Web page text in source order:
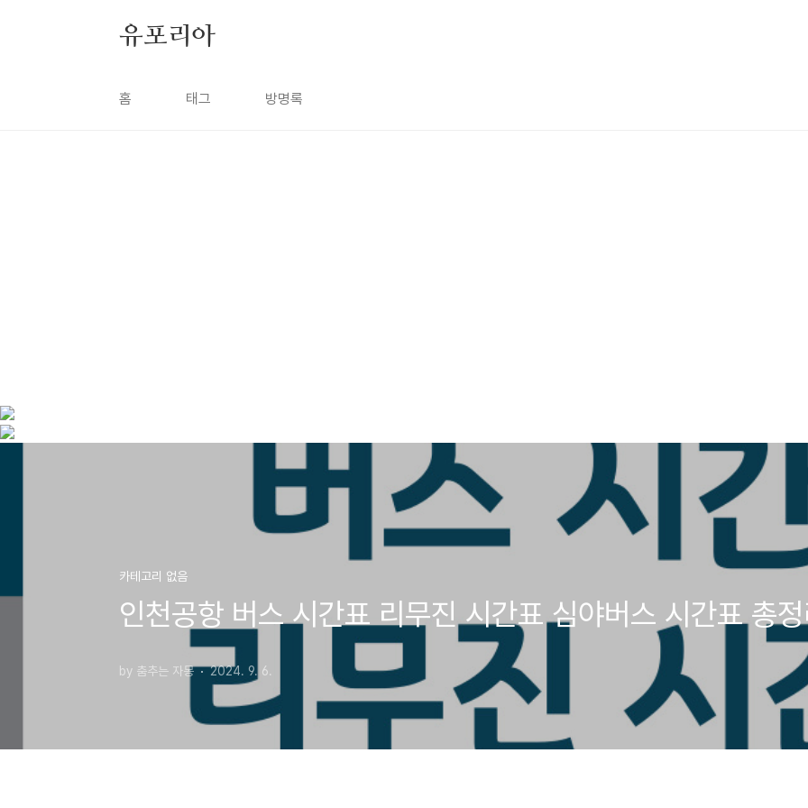
유포리아
홈 태그 방명록
카테고리 없음
인천공항 버스 시간표 리무진 시간표 심야버스 시간표 총
by 춤추는 자몽 2024. 9. 6.